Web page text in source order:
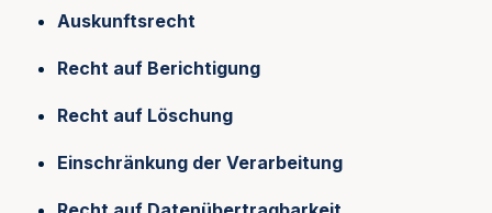
Auskunftsrecht
Recht auf Berichtigung
Recht auf Löschung
Einschränkung der Verarbeitung